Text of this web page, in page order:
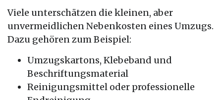
Viele unterschätzen die kleinen, aber
unvermeidlichen Nebenkosten eines Umzugs.
Dazu gehören zum Beispiel:
Umzugskartons, Klebeband und
Beschriftungsmaterial
Reinigungsmittel oder professionelle